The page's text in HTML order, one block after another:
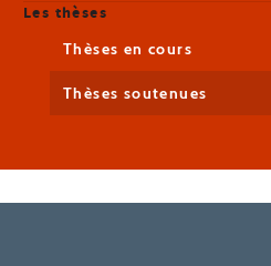
Les thèses
Thèses en cours
Thèses soutenues